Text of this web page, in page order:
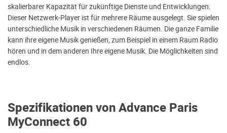
Spezifikationen von Advance Paris
MyConnect 60
skalierbarer Kapazität für zukünftige Dienste und Entwicklungen.
Dieser Netzwerk-Player ist für mehrere Räume ausgelegt. Sie spielen
unterschiedliche Musik in verschiedenen Räumen. Die ganze Familie
kann ihre eigene Musik genießen, zum Beispiel in einem Raum Radio
hören und in dem anderen Ihre eigene Musik. Die Möglichkeiten sind
endlos.